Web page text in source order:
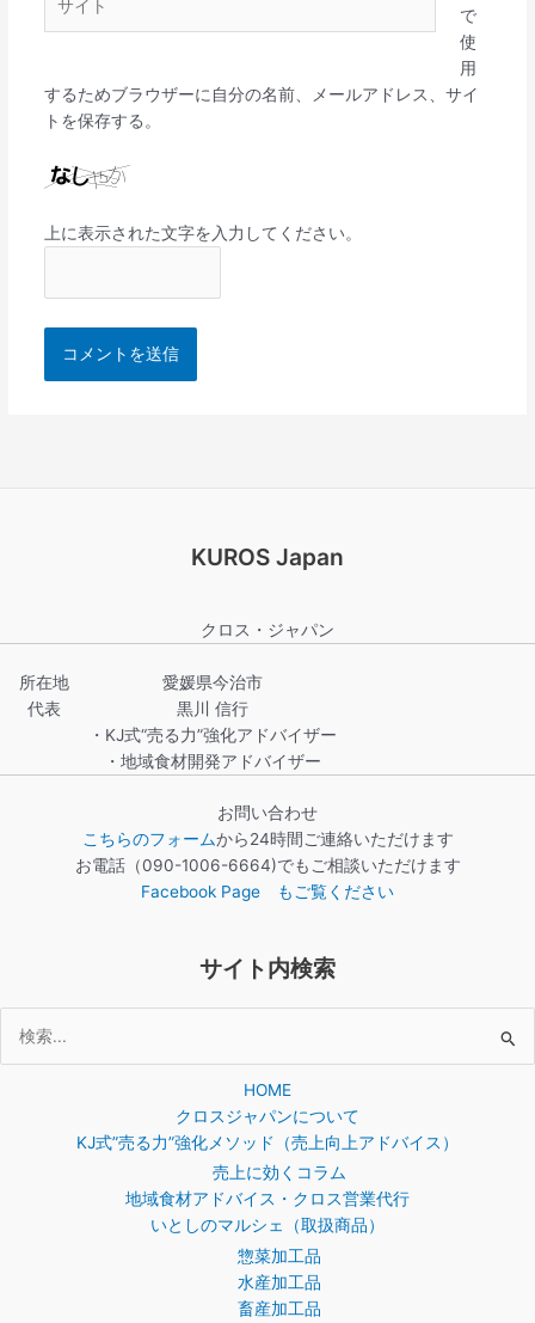
で
使
用
するためブラウザーに自分の名前、メールアドレス、サイ
トを保存する。
上に表示された文字を入力してください。
KUROS Japan
クロス・ジャパン
所在地
代表
愛媛県今治市
黒川 信行
・KJ式“売る力”強化アドバイザー
・地域食材開発アドバイザー
お問い合わせ
こちらのフォームから24時間ご連絡いただけます
お電話（090-1006-6664)でもご相談いただけます
Facebook Page もご覧ください
サイト内検索
索
HOME
クロスジャパンについて
KJ式”売る力”強化メソッド（売上向上アドバイス）
売上に効くコラム
地域食材アドバイス・クロス営業代行
いとしのマルシェ（取扱商品）
惣菜加工品
水産加工品
畜産加工品